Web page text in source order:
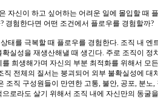
자신이 하고 싶어하는 어려운 일에 몰입할 때
경험한다면 어떤 조건에서 플로우를 경험할까?
태를 극복할 때 플로우를 경험한다. 조직 내 엔
실성을 재생산해낼 때 생긴다. 주로 조직이 정
희생해가며 자신의 부분 최적화를 위해서 모
직 전체의 질서는 붕괴되어 외부 불확실성에 대
조직 구성원들이 만연한 고통, 불안, 공포, 분노
로라도 살기 위해서 조직 내에 자신만의 동굴